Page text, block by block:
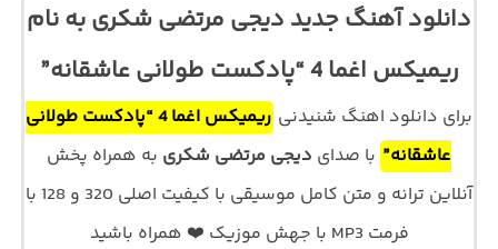
دانلود آهنگ جدید دیجی مرتضی شکری به نام
ریمیکس اغما 4 “پادکست طولانی عاشقانه”
برای دانلود اهنگ شنیدنی
ریمیکس اغما 4 “پادکست طولانی
عاشقانه” با صدای دیجی مرتضی شکری به همراه پخش
آنلاین ترانه و متن کامل موسیقی با کیفیت اصلی 320 و 128 با
فرمت MP3 با جهش موزیک ❤️ همراه باشید